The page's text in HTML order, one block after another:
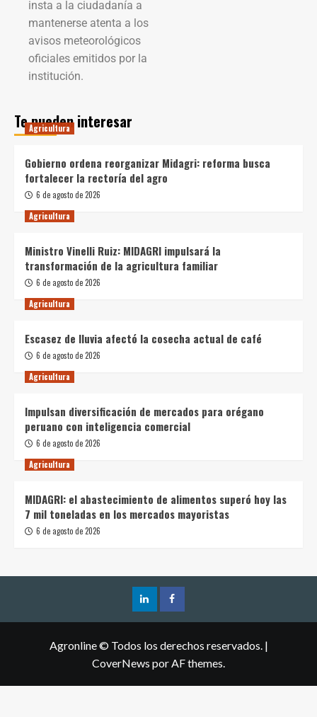
insta a la ciudadanía a
mantenerse atenta a los
avisos meteorológicos
oficiales emitidos por la
institución.
Te pueden interesar
Agricultura
Gobierno ordena reorganizar Midagri: reforma busca
fortalecer la rectoría del agro
6 de agosto de 2026
Agricultura
Ministro Vinelli Ruiz: MIDAGRI impulsará la
transformación de la agricultura familiar
6 de agosto de 2026
Agricultura
Escasez de lluvia afectó la cosecha actual de café
6 de agosto de 2026
Agricultura
Impulsan diversificación de mercados para orégano
peruano con inteligencia comercial
6 de agosto de 2026
Agricultura
MIDAGRI: el abastecimiento de alimentos superó hoy las
7 mil toneladas en los mercados mayoristas
6 de agosto de 2026
Agronline © Todos los derechos reservados. |
CoverNews por AF themes.